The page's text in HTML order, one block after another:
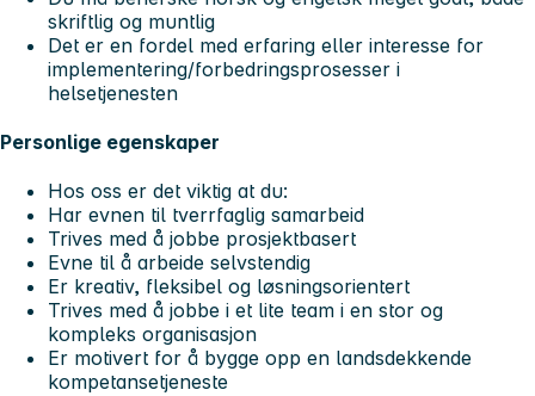
skriftlig og muntlig
Det er en fordel med erfaring eller interesse for
implementering/forbedringsprosesser i
helsetjenesten
Personlige egenskaper
Hos oss er det viktig at du:
Har evnen til tverrfaglig samarbeid
Trives med å jobbe prosjektbasert
Evne til å arbeide selvstendig
Er kreativ, fleksibel og løsningsorientert
Trives med å jobbe i et lite team i en stor og
kompleks organisasjon
Er motivert for å bygge opp en landsdekkende
kompetansetjeneste